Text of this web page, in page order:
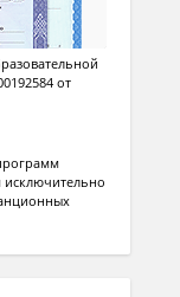
от
исключительно